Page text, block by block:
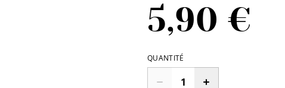
5,90 €
QUANTITÉ